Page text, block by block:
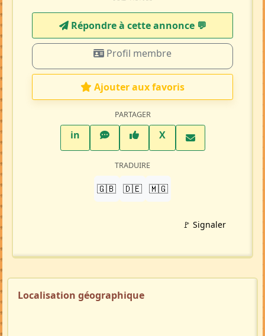
Répondre à cette annonce 💬​
Profil membre
Ajouter aux favoris
PARTAGER
inLinkedInWhatsAppFacebook
XTwitter X
TRADUIRE
🇬🇧 🇩🇪 🇲🇬
🚩 Signaler
Localisation géographique